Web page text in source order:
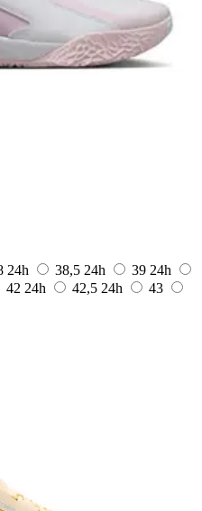
24h 38,5 24h 39 24h
42 24h 42,5 24h
43